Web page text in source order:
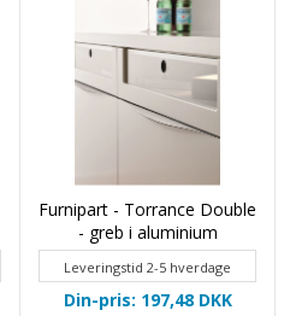
Furnipart - Torrance Double
- greb i aluminium
Leveringstid 2-5 hverdage
Din-pris: 197,48 DKK